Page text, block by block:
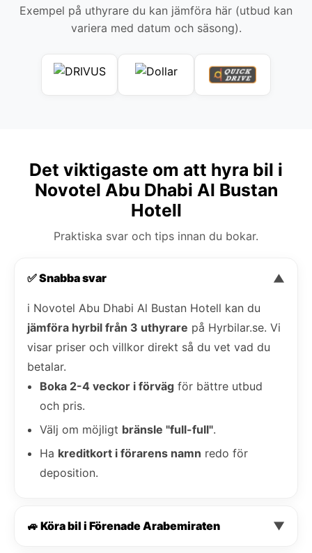
Exempel på uthyrare du kan jämföra här (utbud kan
variera med datum och säsong).
Det viktigaste om att hyra bil i
Novotel Abu Dhabi Al Bustan
Hotell
Praktiska svar och tips innan du bokar.
✅ Snabba svar ▼
i Novotel Abu Dhabi Al Bustan Hotell kan du
jämföra hyrbil från 3 uthyrare på Hyrbilar.se. Vi
visar priser och villkor direkt så du vet vad du
betalar.
Boka 2-4 veckor i förväg för bättre utbud
och pris.
Välj om möjligt bränsle "full-full".
Ha kreditkort i förarens namn redo för
deposition.
🚙 Köra bil i Förenade Arabemiraten ▼